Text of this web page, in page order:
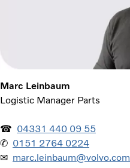
Marc Leinbaum
Logistic Manager Parts
☎ 04331 440 09 55
✆ 0151 2764 0224
✉ marc.leinbaum@volvo.com